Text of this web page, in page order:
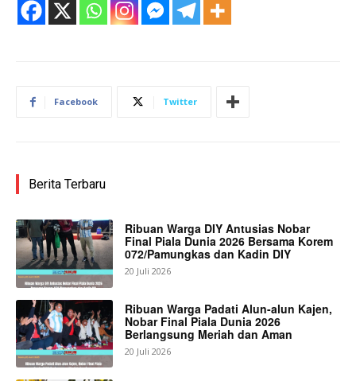
Facebook Twitter
Berita Terbaru
Ribuan Warga DIY Antusias Nobar
Final Piala Dunia 2026 Bersama Korem
072/Pamungkas dan Kadin DIY
20 Juli 2026
Ribuan Warga Padati Alun-alun Kajen,
Nobar Final Piala Dunia 2026
Berlangsung Meriah dan Aman
20 Juli 2026